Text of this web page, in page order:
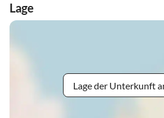
Lage
Lage der Unterkunft